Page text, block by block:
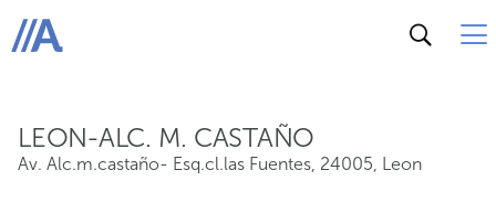
ABANCA
LEON-ALC. M. CASTAÑO
Av. Alc.m.castaño- Esq.cl.las Fuentes, 24005, Leon